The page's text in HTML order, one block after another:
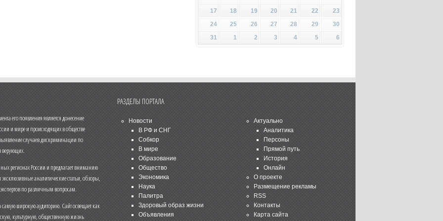
17
18 19 20 21 22
23
24
25 26 27 28 29
30
31
1 2 3 4 5 6
его появления является донесение
и мире и происходящих в обществе
случаев дискриминации по
регионах России и предлагает вниманию
аналитические статьи, обзоры,
по различным вопросам.
широкую аудиторию. Сайт освещает как
культурную, общественную жизнь
РАЗДЕЛЫ ПОРТАЛА
Новости
В РФ и СНГ
Собкор
В мире
Образование
Общество
Экономика
Наука
Палитра
Здоровый образ жизни
Объявления
Актуально
Аналитика
Персоны
Прямой путь
История
Онлайн
О проекте
Размещение рекламы
RSS
Контакты
Карта сайта